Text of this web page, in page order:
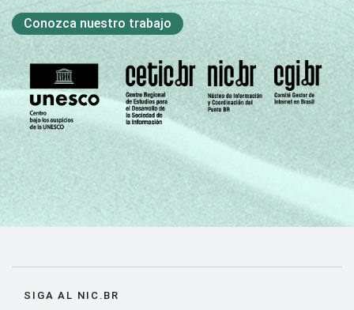
Conozca nuestro trabajo
SIGA AL NIC.BR